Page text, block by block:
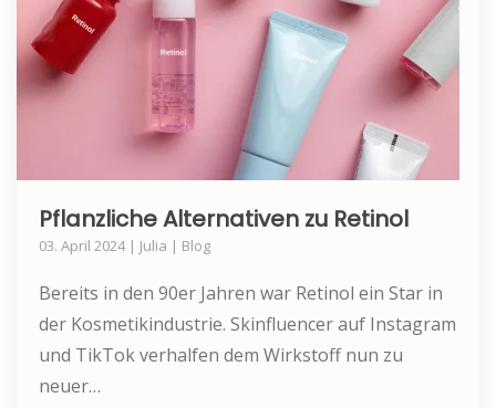
Pflanzliche Alternativen zu Retinol
03. April 2024 | Julia | Blog
Bereits in den 90er Jahren war Retinol ein Star in
der Kosmetikindustrie. Skinfluencer auf Instagram
und TikTok verhalfen dem Wirkstoff nun zu
neuer…